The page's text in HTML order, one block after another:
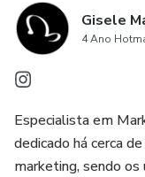
Gisele
4 Ano
Especialista em
dedicado há cerca
marketing, sendo